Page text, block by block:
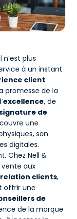
plus
à un instant
client
promesse de la
excellence, de
de
une
son
digitales.
Chez Nell &
vente aux
clients,
offrir une
de
de la marque